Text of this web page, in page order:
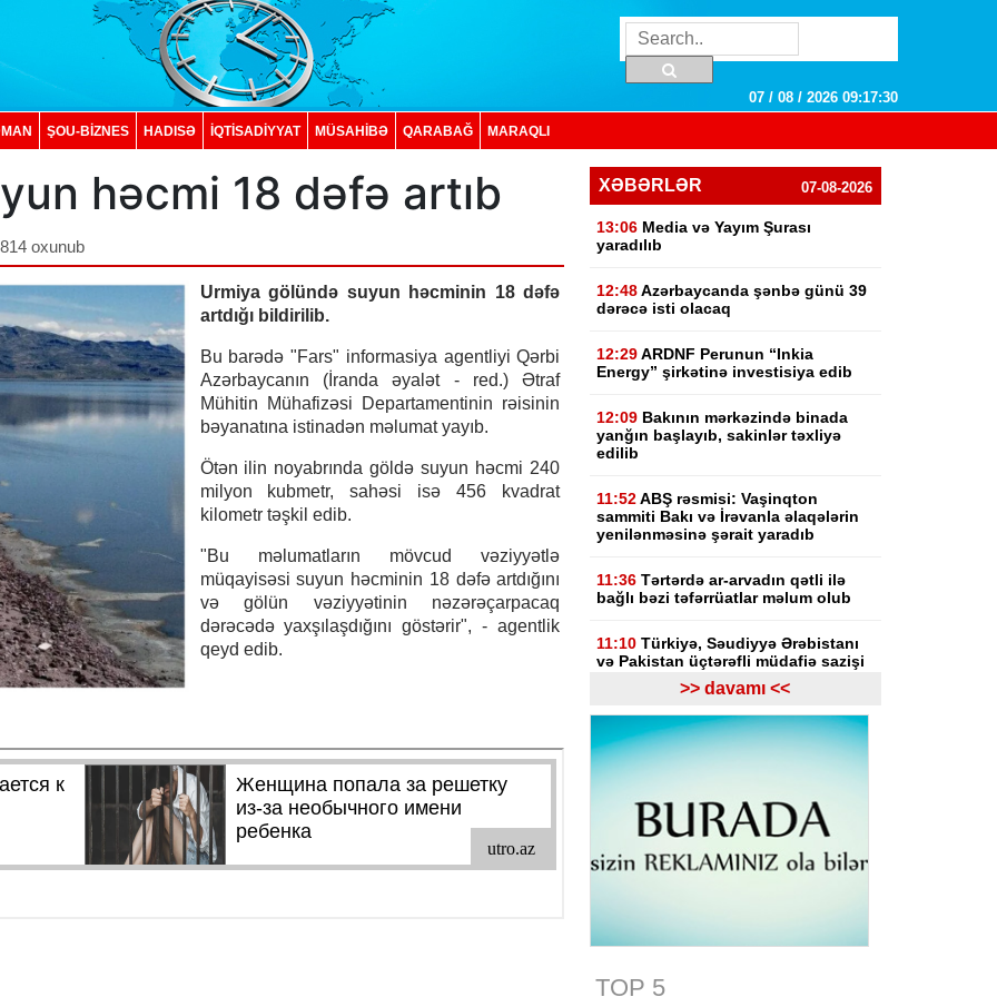
07 / 08 / 2026 09:17:31
ŞOU-BİZNES HADISƏ İQTISADIYYAT MÜSAHİBƏ QARABAĞ MARAQLI
həcmi 18 dəfə artıb
oxunub
Urmiya gölündə suyun həcminin 18 dəfə
artdığı bildirilib.
Bu barədə "Fars" informasiya agentliyi Qərbi
Azərbaycanın (İranda əyalət - red.) Ətraf
Mühitin Mühafizəsi Departamentinin rəisinin
bəyanatına istinadən məlumat yayıb.
Ötən ilin noyabrında göldə suyun həcmi 240
milyon kubmetr, sahəsi isə 456 kvadrat
kilometr təşkil edib.
"Bu məlumatların mövcud vəziyyətlə
müqayisəsi suyun həcminin 18 dəfə artdığını
və gölün vəziyyətinin nəzərəçarpacaq
dərəcədə yaxşılaşdığını göstərir", - agentlik
qeyd edib.
XƏBƏRLƏR 07-08-2026
13:06 Media və Yayım Şurası
yaradılıb
12:48 Azərbaycanda şənbə günü 39
dərəcə isti olacaq
12:29 ARDNF Perunun “Inkia
Energy” şirkətinə investisiya edib
12:09 Bakının mərkəzində binada
yanğın başlayıb, sakinlər təxliyə
edilib
11:52 ABŞ rəsmisi: Vaşinqton
sammiti Bakı və İrəvanla əlaqələrin
yenilənməsinə şərait yaradıb
11:36 Tərtərdə ar-arvadın qətli ilə
bağlı bəzi təfərrüatlar məlum olub
11:10 Türkiyə, Səudiyyə Ərəbistanı
və Pakistan üçtərəfli müdafiə sazişi
Azərbaycanda aktiv
vakansiyaların sayı 65 mini ötüb, ən
yüksək əməkhaqqı 10 min manatdır
10:23 Paşinyan: Ermənistanın Aİİ-yə
alternativ olaraq Aİ üzvlüyü variantı
hazırda mövcud deyil
Azərbaycandan keçməklə 8 vaqon
>> davamı <<
TOP 5